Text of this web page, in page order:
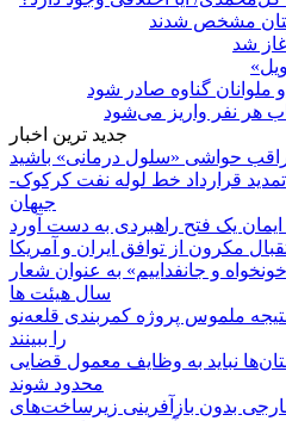
ملوانان گناوه صادر شود
جدید ترین اخبار
قرارداد خط لوله نفت کرکوک-
جیهان
ایمان یک فتح راهبردی به دست آورد
مکرون از توافق ایران و آمریکا
و جانفداییم» به عنوان شعار
سال هیئت ها
ملموس پروژه کمربندی قلعه‌نو
را ببینند
نباید به وظایف معمول قضایی
محدود شوند
بدون بازآفرینی زیرساخت‌های